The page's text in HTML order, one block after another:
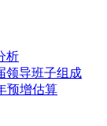
析
领导班子组成
预增估算